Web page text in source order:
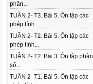
phân...
TUẦN 2- T3. Bài 5. Ôn tập các
phép tính...
TUẦN 2- T2. Bài 5. Ôn tập các
phép tính...
TUẦN 2- T2. Bài 3. Ôn tập phân
số...
TUẦN 2- T1. Bài 5. Ôn tập các